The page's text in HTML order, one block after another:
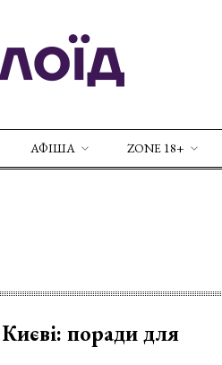
АФІША ZONE 18+
поради для